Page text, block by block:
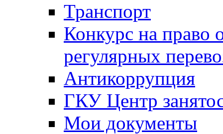
Транспорт
Конкурс на право
регулярных
Антикоррупция
ГКУ Центр
Мои документы